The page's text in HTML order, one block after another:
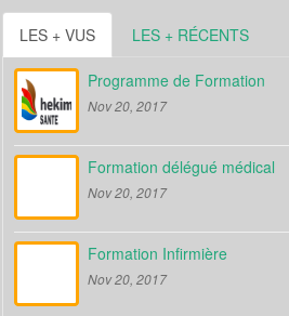
LES + VUS LES + RÉCENTS
Programme de Formation
Nov 20, 2017
Formation délégué médical
Nov 20, 2017
Formation Infirmière
Nov 20, 2017